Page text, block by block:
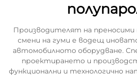
Производителят на преносими
смени на гуми е водещ
автомобилното оборудване.
проектирането и
функционални и технологично